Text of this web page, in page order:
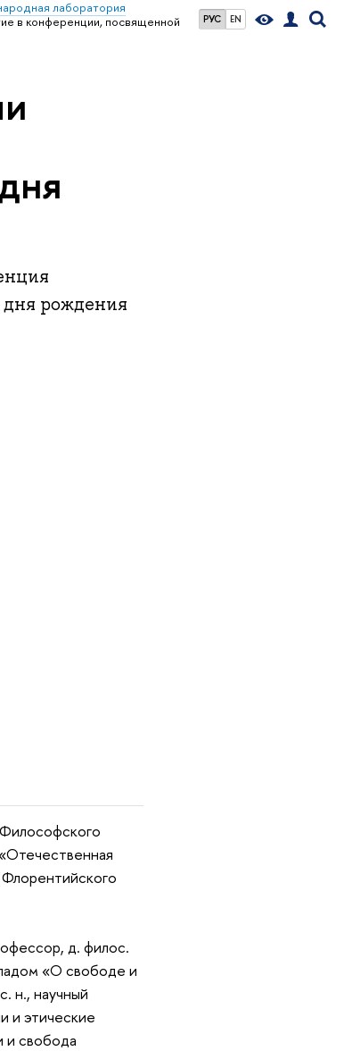
РУС EN
лаборатория
в конференции, посвященной
дня рождения
д. филос.
«О свободе и
н., научный
и этические
и свобода